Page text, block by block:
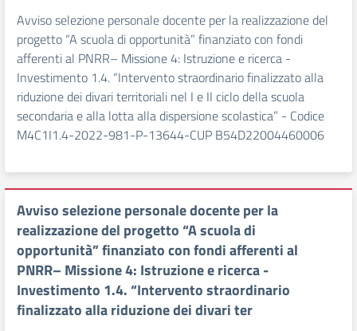
Avviso selezione personale docente per la realizzazione del
progetto “A scuola di opportunità” finanziato con fondi
afferenti al PNRR– Missione 4: Istruzione e ricerca -
Investimento 1.4. “Intervento straordinario finalizzato alla
riduzione dei divari territoriali nel I e II ciclo della scuola
secondaria e alla lotta alla dispersione scolastica” - Codice
M4C1I1.4-2022-981-P-13644-CUP B54D22004460006
Avviso selezione personale docente per la
realizzazione del progetto “A scuola di
opportunità” finanziato con fondi afferenti al
PNRR– Missione 4: Istruzione e ricerca -
Investimento 1.4. “Intervento straordinario
finalizzato alla riduzione dei divari ter